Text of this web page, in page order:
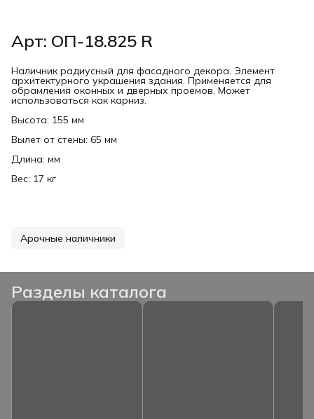
Арт: ОП-18.825 R
Наличник радиусный для фасадного декора. Элемент
архитектурного украшения здания. Применяется для
обрамления оконных и дверных проемов. Может
использоваться как карниз.
Высота: 155 мм
Вылет от стены: 65 мм
Длина: мм
Вес: 17 кг
Арочные наличники
Разделы каталога